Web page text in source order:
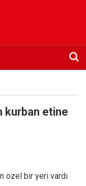
kurban etine
özel bir yeri vardı